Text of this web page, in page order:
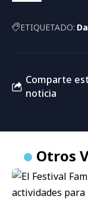
ETIQUETADO:
Comparte
noticia
Otros